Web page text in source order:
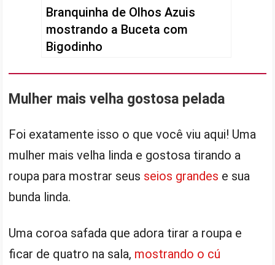
Branquinha de Olhos Azuis
mostrando a Buceta com
Bigodinho
Mulher mais velha gostosa pelada
Foi exatamente isso o que você viu aqui! Uma
mulher mais velha linda e gostosa tirando a
roupa para mostrar seus seios grandes e sua
bunda linda.
Uma coroa safada que adora tirar a roupa e
ficar de quatro na sala, mostrando o cú